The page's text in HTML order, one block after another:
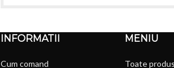
INFORMATII
Cum comand
MENIU
Toate